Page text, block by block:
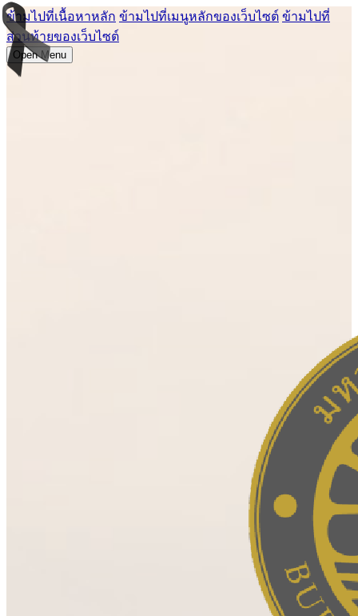
ข้ามไปที่เนื้อหาหลัก ข้ามไปที่เมนูหลักของเว็บไซต์ ข้ามไปที่
ส่วนท้ายของเว็บไซต์
Open Menu